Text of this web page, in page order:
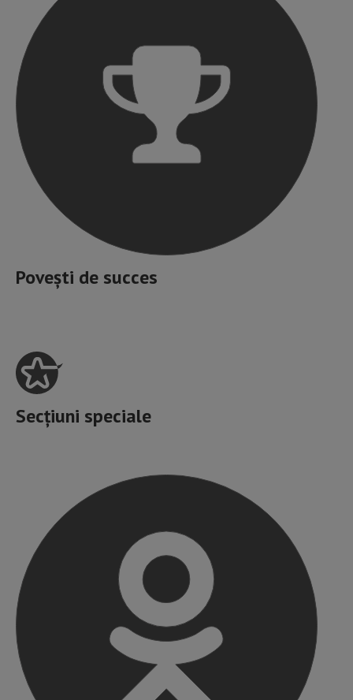
Povești de succes
Secțiuni speciale